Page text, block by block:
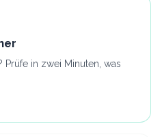
Prüfe in zwei Minuten, was